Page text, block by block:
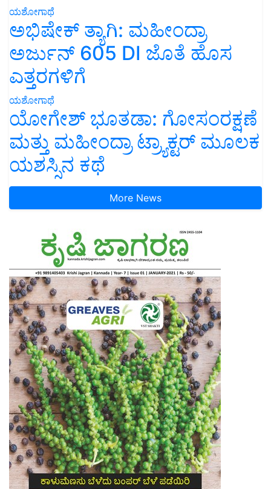
ಯಶೋಗಾಥೆ
ಅಭಿಷೇಕ್ ತ್ಯಾಗಿ: ಮಹೀಂದ್ರಾ
ಅರ್ಜುನ್ 605 DI ಜೊತೆ ಹೊಸ
ಎತ್ತರಗಳಿಗೆ
ಯಶೋಗಾಥೆ
ಯೋಗೇಶ್ ಭೂತಡಾ: ಗೋಸಂರಕ್ಷಣೆ
ಮತ್ತು ಮಹೀಂದ್ರಾ ಟ್ರ್ಯಾಕ್ಟರ್ ಮೂಲಕ
ಯಶಸ್ಸಿನ ಕಥೆ
More News